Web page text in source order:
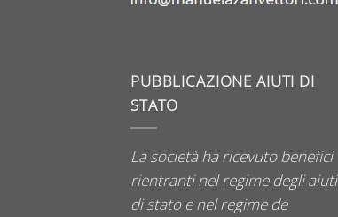
PUBBLICAZIONE AIUTI DI
STATO
La società ha ricevuto benefici
rientranti nel regime degli aiuti
di stato e nel regime de